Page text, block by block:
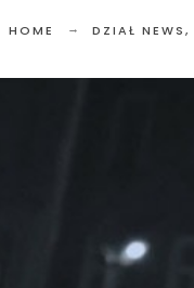
HOME DZIAŁ NEWS,